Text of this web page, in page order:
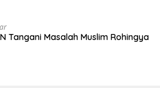
Tangani Masalah Muslim Rohingya